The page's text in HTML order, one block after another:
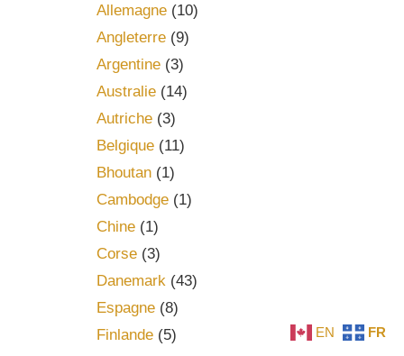
Allemagne(10)
Angleterre(9)
Argentine(3)
Australie(14)
Autriche(3)
Belgique(11)
Bhoutan(1)
Cambodge(1)
Chine(1)
Corse(3)
Danemark(43)
Espagne(8)
Finlande(5)
EN FR